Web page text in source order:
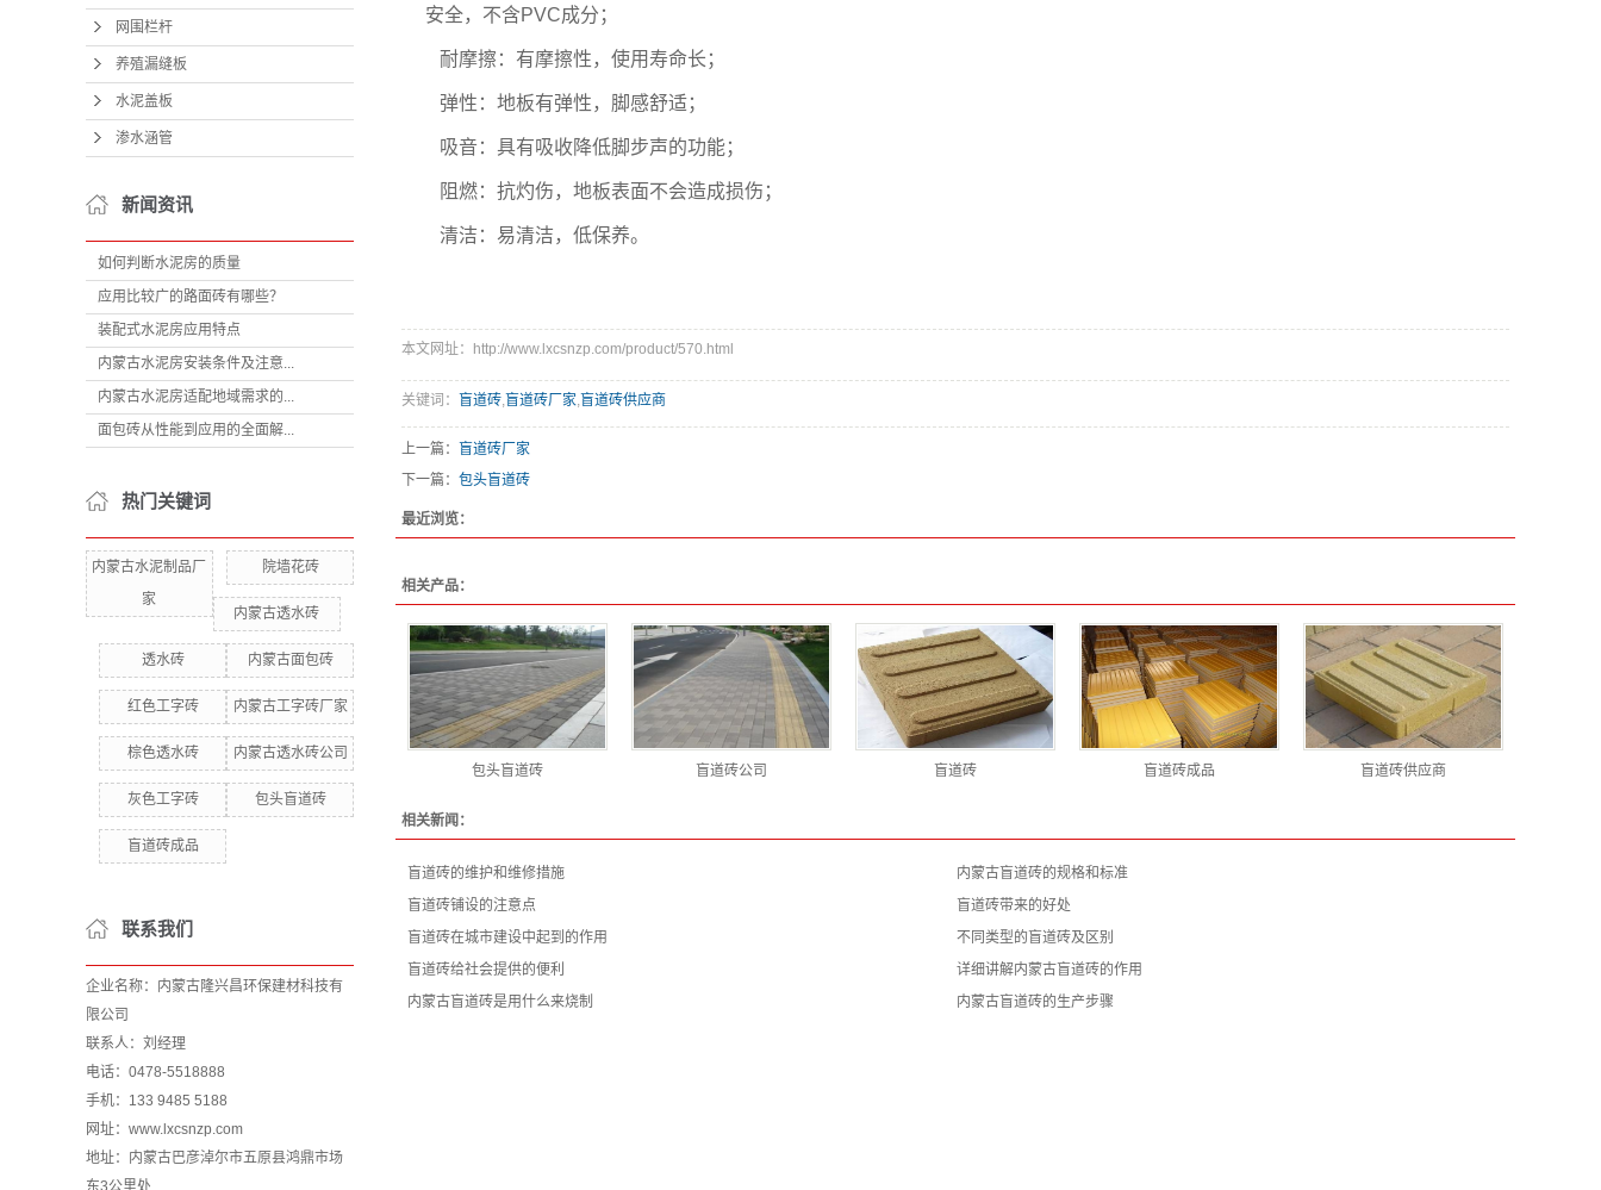
网围栏杆
养殖漏缝板
水泥盖板
渗水涵管
新闻资讯
如何判断水泥房的质量
应用比较广的路面砖有哪些？
装配式水泥房应用特点
内蒙古水泥房安装条件及注意...
内蒙古水泥房适配地域需求的...
面包砖从性能到应用的全面解...
热门关键词
内蒙古水泥制品厂
家
院墙花砖
内蒙古透水砖
透水砖 内蒙古面包砖
红色工字砖 内蒙古工字砖厂家
棕色透水砖 内蒙古透水砖公司
灰色工字砖 包头盲道砖
盲道砖成品
联系我们
企业名称：内蒙古隆兴昌环保建材科技有
限公司
联系人：刘经理
电话：0478-5518888
手机：133 9485 5188
网址：www.lxcsnzp.com
地址：内蒙古巴彦淖尔市五原县鸿鼎市场
东3公里处
安全，不含PVC成分；
耐摩擦：有摩擦性，使用寿命长；
弹性：地板有弹性，脚感舒适；
吸音：具有吸收降低脚步声的功能；
阻燃：抗灼伤，地板表面不会造成损伤；
清洁：易清洁，低保养。
本文网址：http://www.lxcsnzp.com/product/570.html
关键词： 盲道砖,盲道砖厂家,盲道砖供应商
上一篇：
盲道砖厂家
下一篇： 包头盲道砖
最近浏览：
相关产品：
包头盲道砖 盲道砖公司 盲道砖 盲道砖成品 盲道砖供应商
相关新闻：
盲道砖的维护和维修措施
内蒙古盲道砖的规格和标准
盲道砖铺设的注意点
盲道砖带来的好处
盲道砖在城市建设中起到的作用
不同类型的盲道砖及区别
盲道砖给社会提供的便利
详细讲解内蒙古盲道砖的作用
内蒙古盲道砖是用什么来烧制
内蒙古盲道砖的生产步骤